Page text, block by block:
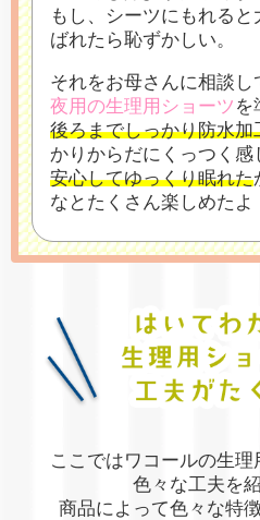
もし、シーツにもれると
ばれたら恥ずかしい。
それをお母さんに相談し
夜用の生理用ショーツ を
後ろまでしっかり防水加
かりからだにくっつく感
安心してゆっくり眠れた
なとたくさん楽しめたよ
ここではワコールの生理
色々な工夫を
商品によって色々な特